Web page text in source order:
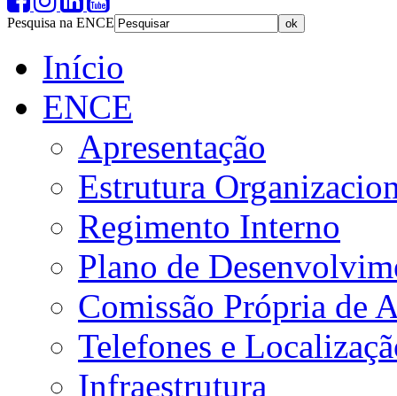
Pesquisa na ENCE
Início
ENCE
Apresentação
Estrutura
Regimento Interno
Plano de
Comissão Própria de
Telefones e
Infraestrutura